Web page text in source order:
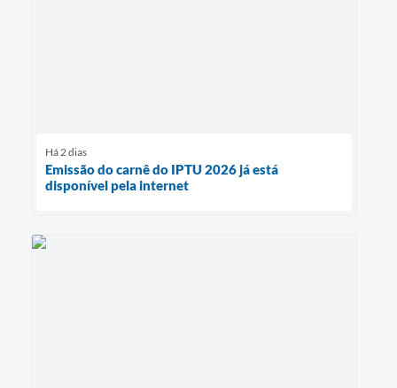
Há 2 dias
Emissão do carnê do IPTU 2026 já está
disponível pela internet